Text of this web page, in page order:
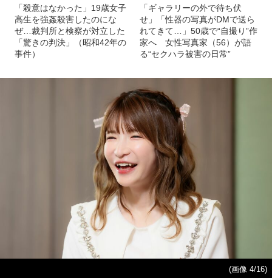
「殺意はなかった」19歳女子
高生を強姦殺害したのにな
ぜ…裁判所と検察が対立した
「驚きの判決」（昭和42年の
事件）
「ギャラリーの外で待ち伏
せ」「性器の写真がDMで送ら
れてきて…」50歳で“自撮り”作
家へ 女性写真家（56）が語
る“セクハラ被害の日常”
(画像 4/16)